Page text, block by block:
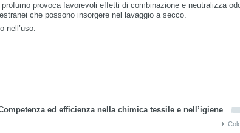
profumo provoca favorevoli effetti di combinazione e neutralizza
che possono insorgere nel lavaggio a secco.
nell’uso.
ed efficienza nella chimica tessile e nell’igiene